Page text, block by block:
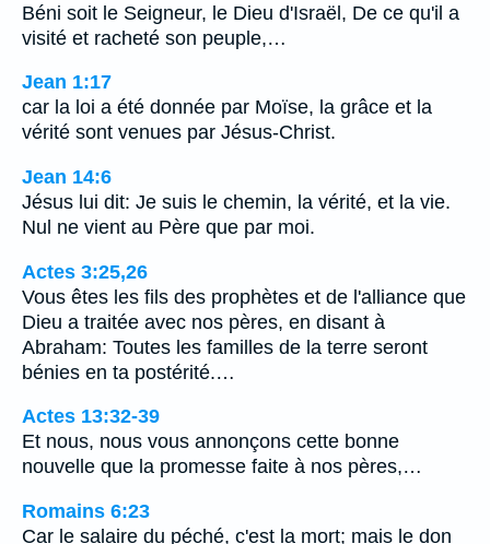
Béni soit le Seigneur, le Dieu d'Israël, De ce qu'il a
visité et racheté son peuple,…
Jean 1:17
car la loi a été donnée par Moïse, la grâce et la
vérité sont venues par Jésus-Christ.
Jean 14:6
Jésus lui dit: Je suis le chemin, la vérité, et la vie.
Nul ne vient au Père que par moi.
Actes 3:25,26
Vous êtes les fils des prophètes et de l'alliance que
Dieu a traitée avec nos pères, en disant à
Abraham: Toutes les familles de la terre seront
bénies en ta postérité.…
Actes 13:32-39
Et nous, nous vous annonçons cette bonne
nouvelle que la promesse faite à nos pères,…
Romains 6:23
Car le salaire du péché, c'est la mort; mais le don